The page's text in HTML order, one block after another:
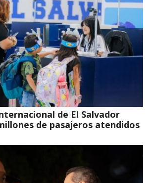
de El Salvador
de pasajeros atendidos